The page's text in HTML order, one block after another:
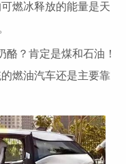
燃冰释放的能量是天
？肯定是煤和石油！
燃油汽车还是主要靠